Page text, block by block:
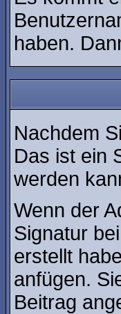
haben.
Nachdem
Das ist ein
werden
Wenn der
Signatur
erstellt
anfügen.
Beitrag